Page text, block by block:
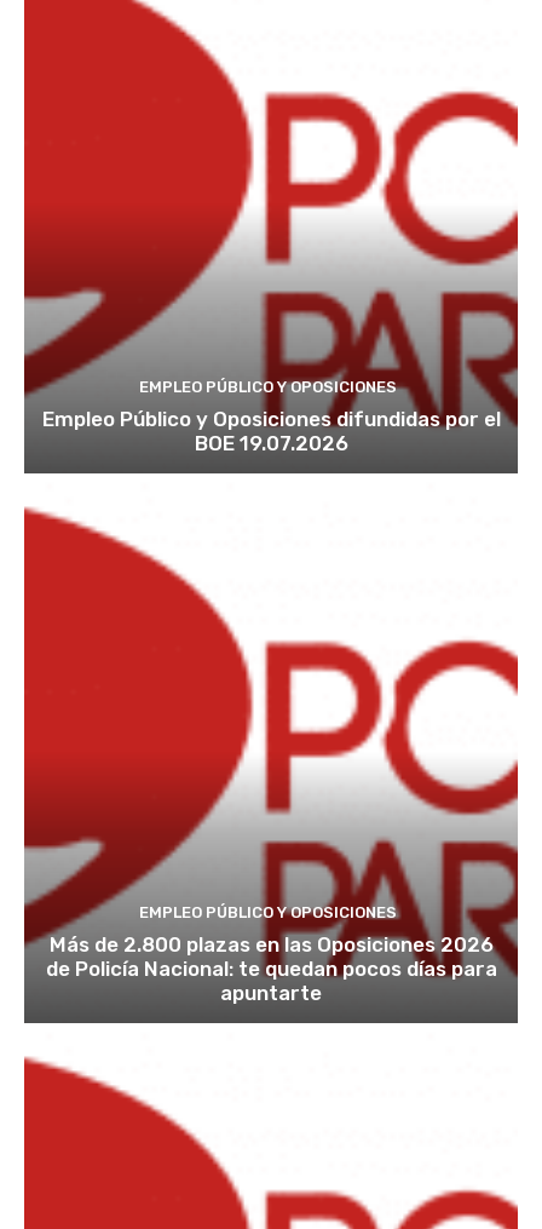
EMPLEO PÚBLICO Y OPOSICIONES
Empleo Público y Oposiciones difundidas por el
BOE 19.07.2026
EMPLEO PÚBLICO Y OPOSICIONES
Más de 2.800 plazas en las Oposiciones 2026
de Policía Nacional: te quedan pocos días para
apuntarte